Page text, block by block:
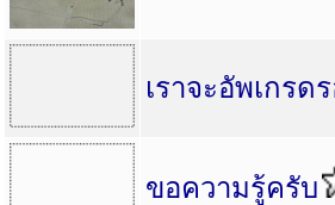
เราจะอัพเกร
ขอความรู้ครับ